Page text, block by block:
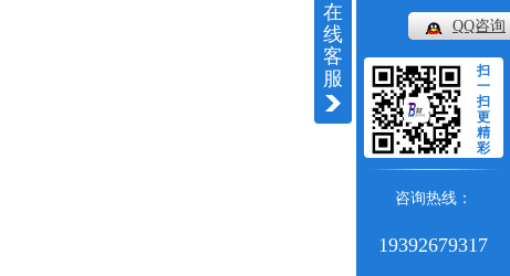
在
线
客
服
QQ咨询
扫
一
扫
更
精
彩
咨询热线：
19392679317